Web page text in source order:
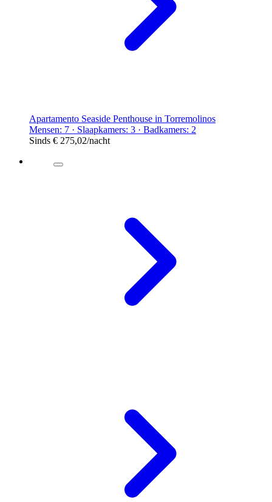
Apartamento Seaside Penthouse in Torremolinos
Mensen: 7 · Slaapkamers: 3 · Badkamers: 2
Sinds € 275,02/nacht